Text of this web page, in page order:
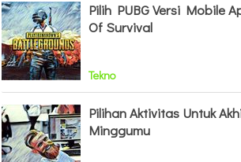
Pilih PUBG Versi Mobile
Of Survival
Tekno
Pilihan Aktivitas Untuk
Minggumu